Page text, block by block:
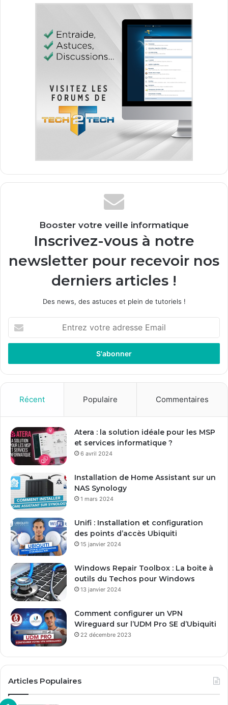
Booster votre veille informatique
Inscrivez-vous à notre
newsletter pour recevoir nos
derniers articles !
Des news, des astuces et plein de tutoriels !
t
e
z
r
e
a
d
s
e
m
a
Récent Populaire Commentaires
Atera : la solution idéale pour les MSP
et services informatique ?
6 avril 2024
Installation de Home Assistant sur un
NAS Synology
1 mars 2024
Unifi : Installation et configuration
des points d’accès Ubiquiti
15 janvier 2024
Windows Repair Toolbox : La boite à
outils du Techos pour Windows
13 janvier 2024
Comment configurer un VPN
Wireguard sur l’UDM Pro SE d’Ubiquiti
22 décembre 2023
Articles Populaires